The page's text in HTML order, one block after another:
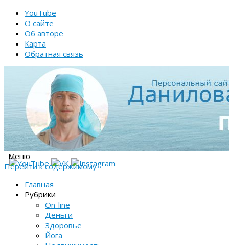
YouTube
О сайте
Об авторе
Карта
Обратная связь
Меню
Перейти к содержимому
Главная
Рубрики
On-line
Деньги
Здоровье
Йога